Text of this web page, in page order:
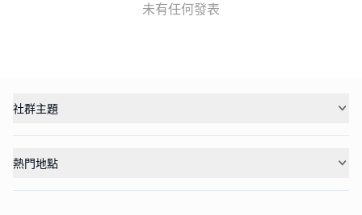
未有任何發表
社群主題
熱門地點